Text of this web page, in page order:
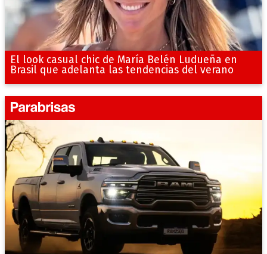
El look casual chic de María Belén Ludueña en
Brasil que adelanta las tendencias del verano